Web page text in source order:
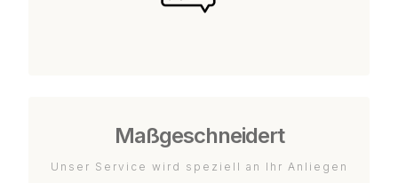
Maßgeschneidert
Unser Service wird speziell an Ihr Anliegen